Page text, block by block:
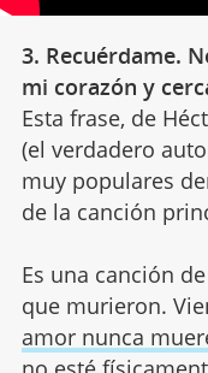
3. Recuérdame.
mi corazón y
Esta frase, de
(el verdadero
muy populares
de la canción
Es una canción
que murieron.
amor nunca